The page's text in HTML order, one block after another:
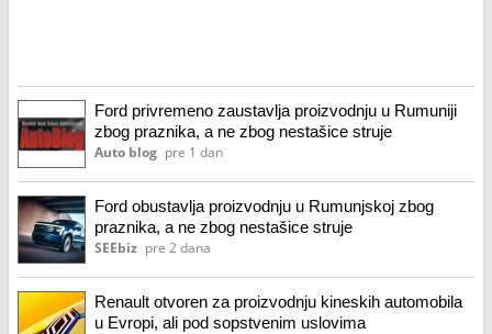
Ford privremeno zaustavlja proizvodnju u Rumuniji
zbog praznika, a ne zbog nestašice struje
Auto blog pre 1 dan
Ford obustavlja proizvodnju u Rumunjskoj zbog
praznika, a ne zbog nestašice struje
SEEbiz pre 2 dana
Renault otvoren za proizvodnju kineskih automobila
u Evropi, ali pod sopstvenim uslovima